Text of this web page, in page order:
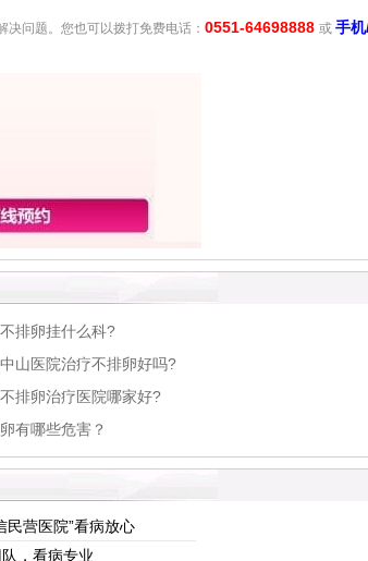
决问题。您也可以拨打免费电话： 0551-64698888 或 手
排卵挂什么科?
山医院治疗不排卵好吗?
排卵治疗医院哪家好?
有哪些危害？
民营医院”看病放心
，看病专业